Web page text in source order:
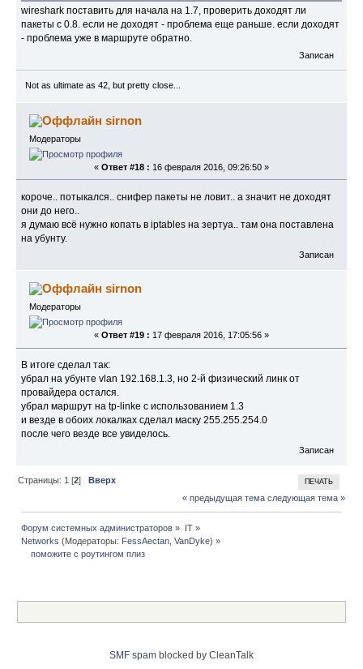
wireshark поставить для начала на 1.7, проверить доходят ли
пакеты с 0.8. если не доходят - проблема еще раньше. если доходят
- проблема уже в маршруте обратно.
Записан
Not as ultimate as 42, but pretty close...
sirnon
Модераторы
« Ответ #18 : 16 февраля 2016, 09:26:50 »
короче.. потыкался.. снифер пакеты не ловит.. а значит не доходят
они до него..
я думаю всё нужно копать в iptables на зертуа.. там она поставлена
на убунту.
Записан
sirnon
Модераторы
« Ответ #19 : 17 февраля 2016, 17:05:56 »
В итоге сделал так:
убрал на убунте vlan 192.168.1.3, но 2-й физический линк от
провайдера остался.
убрал маршрут на tp-linke с использованием 1.3
и везде в обоих локалках сделал маску 255.255.254.0
после чего везде все увиделось.
Записан
ПЕЧАТЬ
Страницы: 1 [2]
Вверх
« предыдущая тема следующая тема »
Форум системных администраторов » IT»
Networks (Модераторы: FessAectan ,VanDyke) »
    поможите с роутингом плиз
SMF spam blocked by CleanTalk